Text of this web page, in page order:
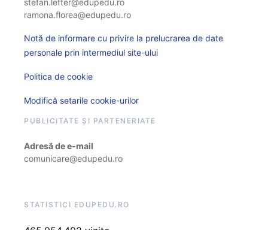
stefan.lefter@edupedu.ro
ramona.florea@edupedu.ro
Notă de informare cu privire la prelucrarea de date
personale prin intermediul site-ului
Politica de cookie
Modifică setarile cookie-urilor
PUBLICITATE ȘI PARTENERIATE
Adresă de e-mail
comunicare@edupedu.ro
STATISTICI EDUPEDU.RO